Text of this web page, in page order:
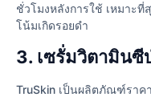
ชั่วโมงหลังการใช้ เหมาะ
โน้มเกิดรอยดำ
3. เซรั่มวิตามินซี
TruSkin เป็นผลิตภัณฑ์ราค